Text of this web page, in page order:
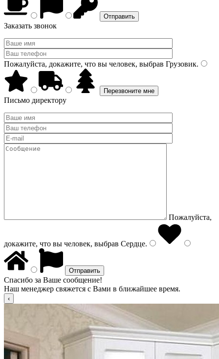
Заказать звонок
Пожалуйста, докажите, что вы человек, выбрав Грузовик.
Письмо директору
Пожалуйста,
докажите, что вы человек, выбрав Сердце.
Спасибо за Ваше сообщение!
Наш менеджер свяжется с Вами в ближайшее время.